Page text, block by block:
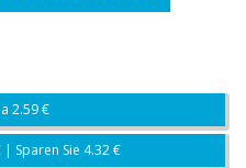
2.59 €
| Sparen Sie 4.32 €